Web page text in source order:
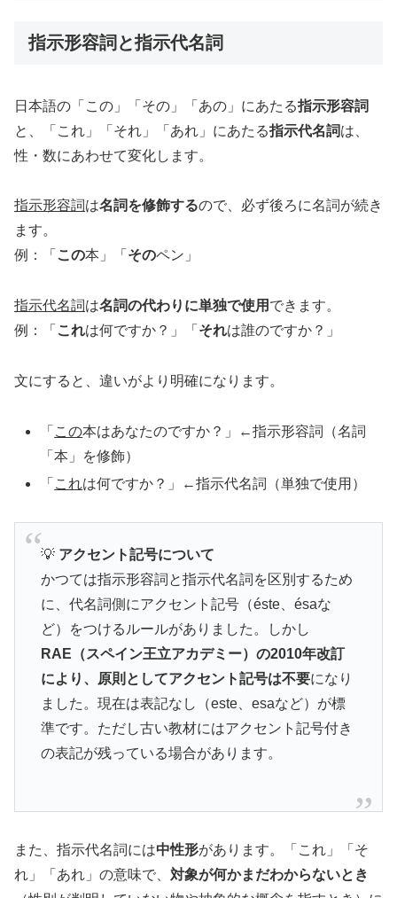
指示形容詞と指示代名詞
日本語の「この」「その」「あの」にあたる指示形容詞
と、「これ」「それ」「あれ」にあたる指示代名詞は、
性・数にあわせて変化します。
指示形容詞は名詞を修飾するので、必ず後ろに名詞が続き
ます。
例：「 この本」「 そのペン」
指示代名詞は名詞の代わりに単独で使用 できます。
例：「 これは何ですか？」「 それは誰のですか？」
文にすると、違いがより明確になります。
「 この本はあなたのですか？」←指示形容詞（名詞
「本」を修飾）
「 これは何ですか？」←指示代名詞（単独で使用）
💡 アクセント記号について
かつては指示形容詞と指示代名詞を区別するため
に、代名詞側にアクセント記号（éste、ésaな
ど）をつけるルールがありました。しかし
RAE（スペイン王立アカデミー）の2010年改訂
により、原則としてアクセント記号は不要になり
ました。現在は表記なし（este、esaなど）が標
準です。ただし古い教材にはアクセント記号付き
の表記が残っている場合があります。
また、指示代名詞には中性形があります。「これ」「そ
れ」「あれ」の意味で、 対象が何かまだわからないとき